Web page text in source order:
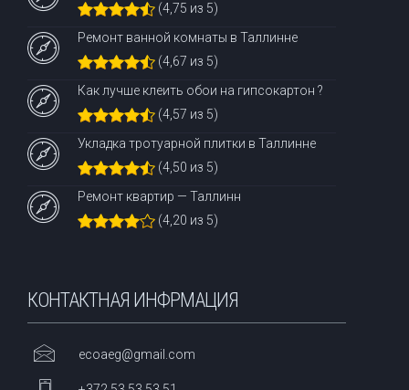
(4,75 из 5)
Ремонт ванной комнаты в Таллинне
(4,67 из 5)
Как лучше клеить обои на гипсокартон ?
(4,57 из 5)
Укладка тротуарной плитки в Таллинне
(4,50 из 5)
Ремонт квартир — Таллинн
(4,20 из 5)
КОНТАКТНАЯ ИНФРМАЦИЯ
ecoaeg@gmail.com